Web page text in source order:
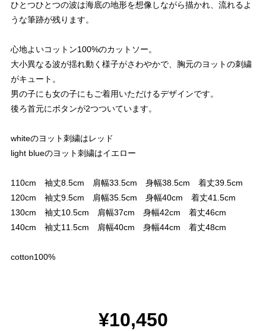
ひとつひとつの波は海底の地形を想像しながら描かれ、流れるよ
うな筆跡が残ります。
心地よいコットン100%のカットソー。
大小異なる波が揺れ動く様子がさわやかで、胸元のヨットの刺繍
がキュート。
男の子にも女の子にもご着用いただけるデザインです。
後ろ首元にボタンが2つついています。
whiteのヨット刺繍はレッド
light blueのヨット刺繍はイエロー
110cm 袖丈8.5cm 肩幅33.5cm 身幅38.5cm 着丈39.5cm
120cm 袖丈9.5cm 肩幅35.5cm 身幅40cm 着丈41.5cm
130cm 袖丈10.5cm 肩幅37cm 身幅42cm 着丈46cm
140cm 袖丈11.5cm 肩幅40cm 身幅44cm 着丈48cm
cotton100%
¥10,450